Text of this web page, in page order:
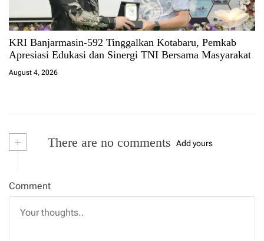
KRI Banjarmasin-592 Tinggalkan Kotabaru, Pemkab
Apresiasi Edukasi dan Sinergi TNI Bersama Masyarakat
August 4, 2026
+ There are no comments Add yours
Comment